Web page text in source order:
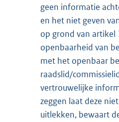
geen informatie
en het niet geven
op grond van artikel
openbaarheid van
met het openbaar
raadslid/
vertrouwelijke
zeggen laat deze
uitlekken, bewaart